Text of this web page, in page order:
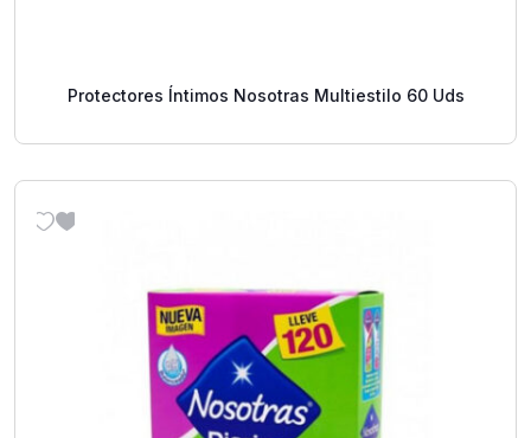
Protectores Íntimos Nosotras Multiestilo 60 Uds